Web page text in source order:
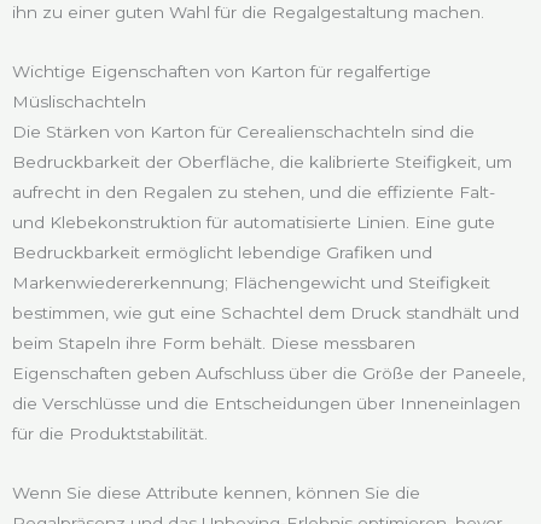
ihn zu einer guten Wahl für die Regalgestaltung machen.
Wichtige Eigenschaften von Karton für regalfertige
Müslischachteln
Die Stärken von Karton für Cerealienschachteln sind die
Bedruckbarkeit der Oberfläche, die kalibrierte Steifigkeit, um
aufrecht in den Regalen zu stehen, und die effiziente Falt-
und Klebekonstruktion für automatisierte Linien. Eine gute
Bedruckbarkeit ermöglicht lebendige Grafiken und
Markenwiedererkennung; Flächengewicht und Steifigkeit
bestimmen, wie gut eine Schachtel dem Druck standhält und
beim Stapeln ihre Form behält. Diese messbaren
Eigenschaften geben Aufschluss über die Größe der Paneele,
die Verschlüsse und die Entscheidungen über Inneneinlagen
für die Produktstabilität.
Wenn Sie diese Attribute kennen, können Sie die